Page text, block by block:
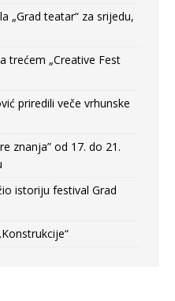
„Grad teatar“ za srijedu,
trećem „Creative Fest
priredili veče vrhunske
znanja” od 17. do 21.
istoriju festival Grad